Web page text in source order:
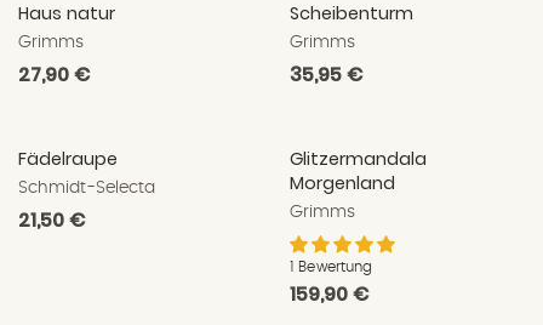
Haus natur
Grimms
Normaler
27,90 €
Scheibenturm
Grimms
Normaler
35,95 €
Fädelraupe
Schmidt-Selecta
Normaler
21,50 €
Glitzermandala
Morgenland
Grimms
1 Bewertung
Normaler
159,90 €